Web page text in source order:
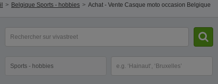
Belgique Sports - hobbies Achat - Vente Casque moto occasion Belgique
clé(s)